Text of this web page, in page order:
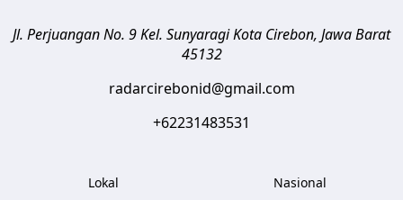
Jl. Perjuangan No. 9 Kel. SunyaragiKota Cirebon, Jawa Barat
45132
radarcirebonid@gmail.com
+62231483531
Lokal Nasional